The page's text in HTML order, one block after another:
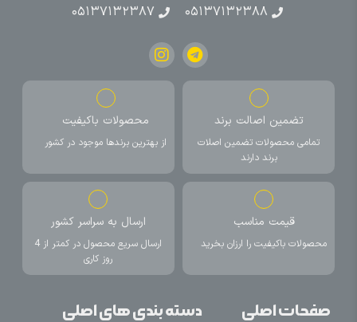
۰۵۱۳۷۱۳۲۳۸۸
۰۵۱۳۷۱۳۲۳۸۷
تضمین اصالت برند
تمامی محصولات تضمین اصلات
برند دارند
محصولات باکیفیت
از بهترین برندها موجود در کشور
قیمت مناسب
محصولات باکیفیت را ارزان بخرید
ارسال به سراسر کشور
ارسال سریع محصول در کمتر از 4
روز کاری
صفحات اصلی دسته بندی های اصلی